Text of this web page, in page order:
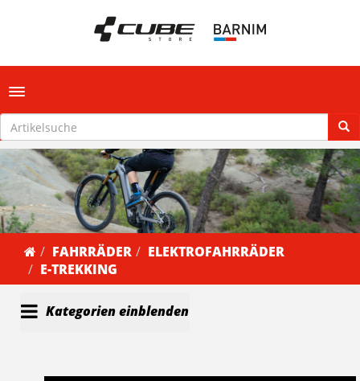
Toggle navigation
FAHRRÄDER
ELEKTROFAHRRÄDER
E-TREKKING
Kategorien einblenden